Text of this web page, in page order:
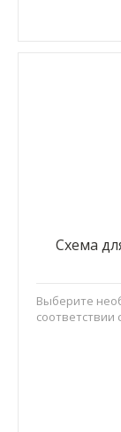
Схема
Выберите
соответствии